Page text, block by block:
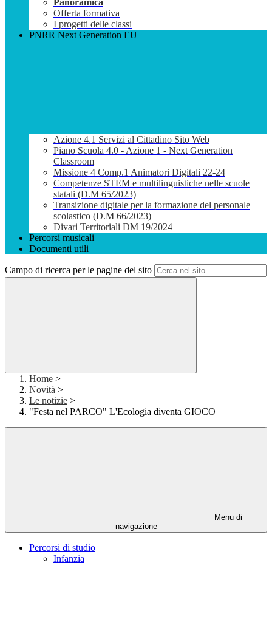
Panoramica
Offerta formativa
I progetti delle classi
PNRR Next Generation EU
Azione 4.1 Servizi al Cittadino Sito Web
Piano Scuola 4.0 - Azione 1 - Next Generation
Classroom
Missione 4 Comp.1 Animatori Digitali 22-24
Competenze STEM e multilinguistiche nelle scuole
statali (D.M 65/2023)
Transizione digitale per la formazione del personale
scolastico (D.M 66/2023)
Divari Territoriali DM 19/2024
Percorsi musicali
Documenti utili
Campo di ricerca per le pagine del sito
Home >
Novità >
Le notizie >
"Festa nel PARCO" L'Ecologia diventa GIOCO
Menu di
navigazione
Percorsi di studio
Infanzia